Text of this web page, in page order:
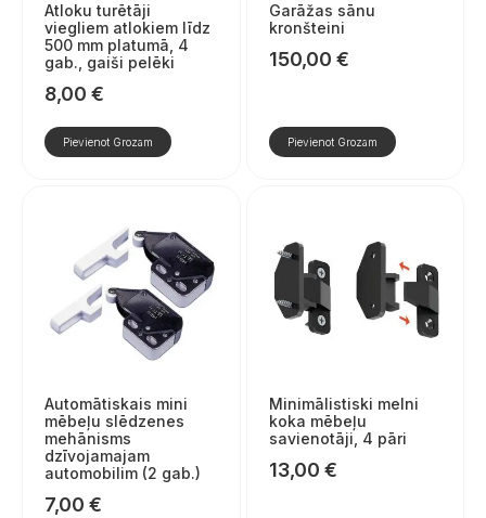
Atloku turētāji
viegliem atlokiem līdz
500 mm platumā, 4
gab., gaiši pelēki
8,00 €
Pievienot Grozam
Garāžas sānu
kronšteini
150,00 €
Pievienot Grozam
Automātiskais mini
mēbeļu slēdzenes
mehānisms
dzīvojamajam
automobilim (2 gab.)
7,00 €
Minimālistiski melni
koka mēbeļu
savienotāji, 4 pāri
13,00 €